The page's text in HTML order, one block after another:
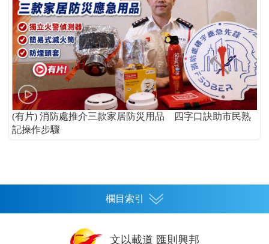
(有片) 消防處推介三款家居防災用品 四字口訣助市民熟
記操作步驟
欄目索引
文以載道 匯則興邦